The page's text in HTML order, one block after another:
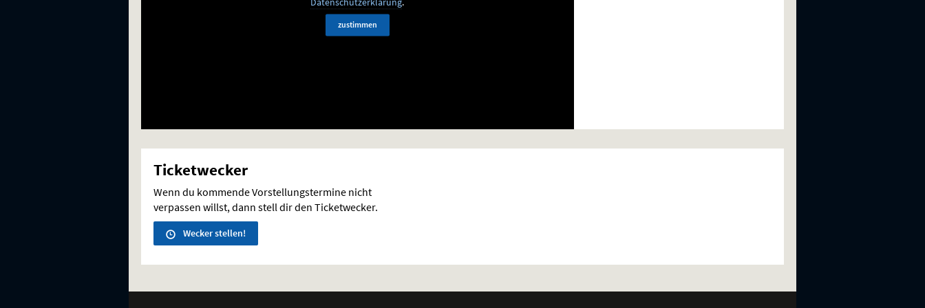
Datenschutzerklärung.
zustimmen
Ticketwecker
Wenn du kommende Vorstellungstermine nicht
verpassen willst, dann stell dir den Ticketwecker.
Wecker stellen!